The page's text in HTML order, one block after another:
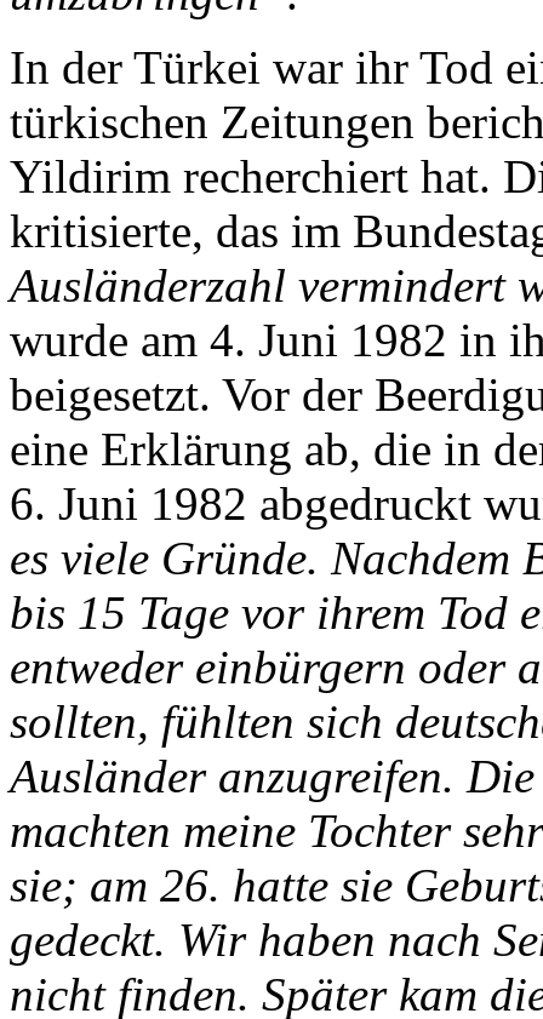
In der Türkei war ihr Tod
türkischen Zeitungen
Yildirim recherchiert hat.
kritisierte, das im
Ausländerzahl vermindert
wurde am 4. Juni 1982 in
beigesetzt. Vor der
eine Erklärung ab, die in
6. Juni 1982 abgedruckt
es viele Gründe. Nachdem
bis 15 Tage vor ihrem Tod
entweder einbürgern oder
sollten, fühlten sich
Ausländer anzugreifen.
machten meine Tochter
sie; am 26. hatte sie
gedeckt. Wir haben nach
nicht finden. Später kam